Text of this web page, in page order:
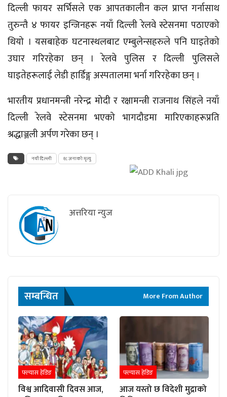
दिल्ली फायर सर्भिसले एक आपतकालीन कल प्राप्त गर्नासाथ
तुरुन्तै ४ फायर इन्जिनहरू नयाँ दिल्ली रेलवे स्टेसनमा पठाएको
थियो । यसबाहेक घटनास्थलबाट एम्बुलेन्सहरुले पनि घाइतेको
उघार गरिरहेका छन् । रेलवे पुलिस र दिल्ली पुलिसले
घाइतेहरूलाई लेडी हार्डिङ्ग अस्पतालमा भर्ना गरिरहेका छन् ।
भारतीय प्रधानमन्त्री नरेन्द्र मोदी र रक्षामन्त्री राजनाथ सिंहले नयाँ
दिल्ली रेलवे स्टेसनमा भएको भागदौडमा मारिएकाहरूप्रति
श्रद्धाञ्जली अर्पण गरेका छन् ।
नयाँ दिल्ली १८ जनाको मृत्यु
अत्तरिया न्युज
सम्बन्धित More From Author
फ्ल्यास हेडिङ
विश्व आदिवासी दिवस आज,
फ्ल्यास हेडिङ
आज यस्तो छ विदेशी मुद्राको